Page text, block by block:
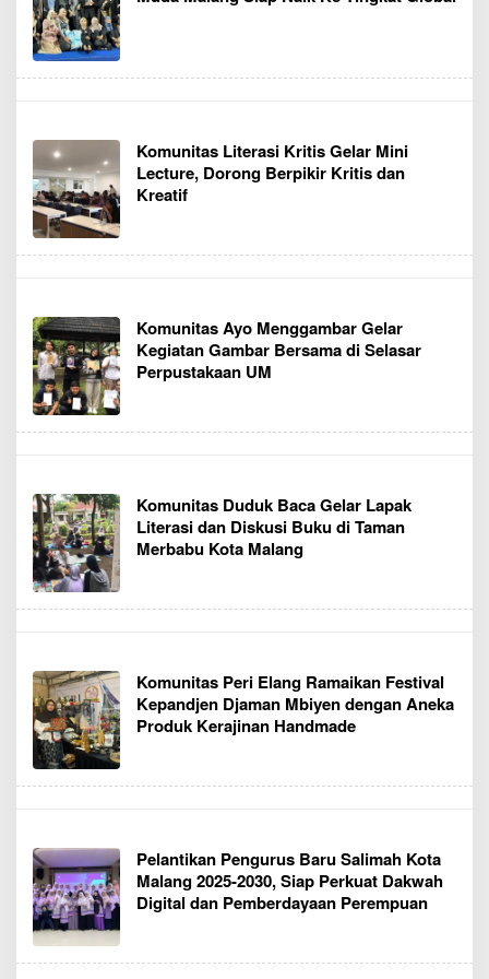
Komunitas Literasi Kritis Gelar Mini
Lecture, Dorong Berpikir Kritis dan
Kreatif
Komunitas Ayo Menggambar Gelar
Kegiatan Gambar Bersama di Selasar
Perpustakaan UM
Komunitas Duduk Baca Gelar Lapak
Literasi dan Diskusi Buku di Taman
Merbabu Kota Malang
Komunitas Peri Elang Ramaikan Festival
Kepandjen Djaman Mbiyen dengan Aneka
Produk Kerajinan Handmade
Pelantikan Pengurus Baru Salimah Kota
Malang 2025-2030, Siap Perkuat Dakwah
Digital dan Pemberdayaan Perempuan